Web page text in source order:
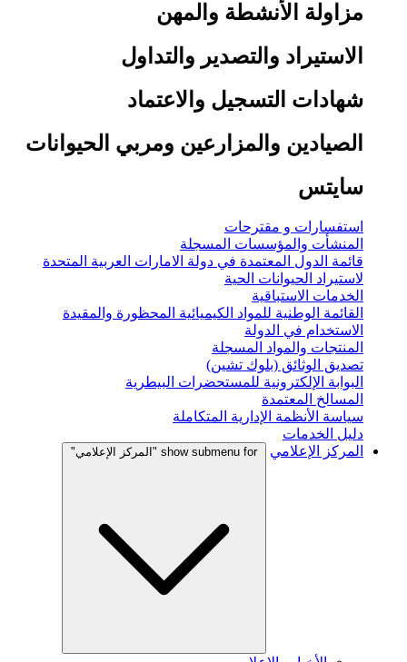
مزاولة الأنشطة والمهن
الاستيراد والتصدير والتداول
شهادات التسجيل والاعتماد
الصيادين والمزارعين ومربي الحيوانات
سايتس
استفسارات و مقترحات
المنشأت والمؤسسات المسجلة
قائمة الدول المعتمدة في دولة الامارات العربية المتحدة
لاستيراد الحيوانات الحية
الخدمات الاستباقية
القائمة الوطنية للمواد الكيميائية المحظورة والمقيدة
الاستخدام في الدولة
المنتجات والمواد المسجلة
تصديق الوثائق (بلوك تشين)
البوابة الإلكترونية للمستحضرات البيطرية
المسالخ المعتمدة
سياسة الأنظمة الإدارية المتكاملة
دليل الخدمات
المركز الإعلامي
show submenu for "المركز الإعلامي"